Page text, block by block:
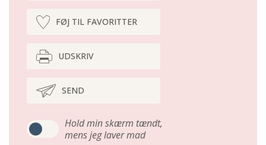
FØJ TIL FAVORITTER
UDSKRIV
SEND
Hold min skærm tændt,
mens jeg laver mad